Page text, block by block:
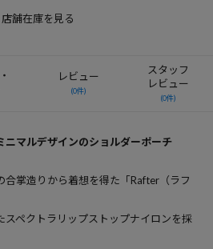
店舗在庫を見る
レビュー
(0件)
スタッフ
レビュー
(0件)
ニマルデザインのショルダーポーチ
掌造りから着想を得た「Rafter（ラフ
ペクトラリップストップナイロンを採